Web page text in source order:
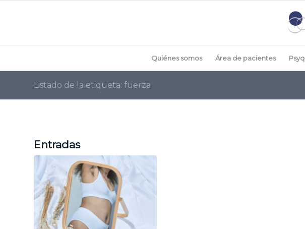
Quiénes somos Área de pacientes
Listado de la etiqueta: fuerza
Entradas